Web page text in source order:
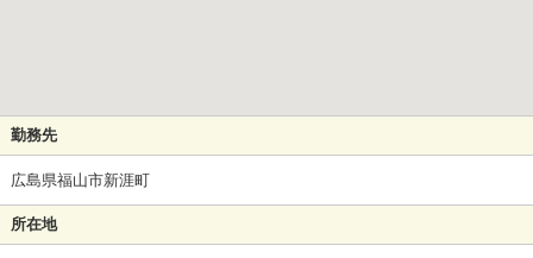
勤務先
広島県福山市新涯町
所在地